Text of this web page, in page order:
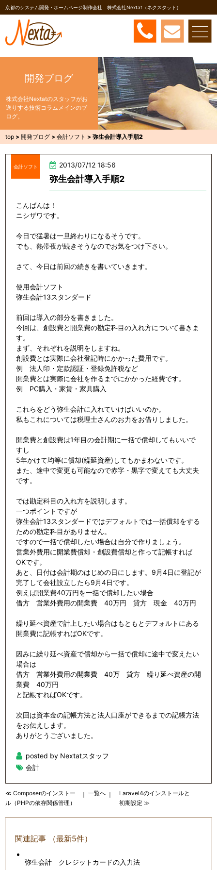
京都のシステム開発・ホームページ制作会社 株式会社Nextat（ネクスタット）
開発ブログ
株式会社Nextatのスタッフがお
送りする技術コラムメインのブ
ログ。
top >開発ブログ >会計ソフト >弥生会計導入手順2
会計ソフト 2013/07/12 18:56
弥生会計導入手順2
こんばんは！
ニシザワです。
今日で猛暑は一旦終わりになるそうです。
でも、熱帯夜が続きそうなのでお気をつけ下さい。
さて、今日は前回の続きを書いていきます。
使用会計ソフト
弥生会計13スタンダード
前回は導入の部分を書きました。
今回は、創設費と開業費の勘定科目の入れ方について書きま
す。
まず、それぞれを説明をしますね。
創設費とは実際に会社登記時にかかった費用です。
例 法人印・定款認証・登録免許税など
開業費とは実際に会社を作るまでにかかった経費です。
例 PC購入・家賃・家具購入
これらをどう弥生会計に入れていけばいいのか。
私もこれについては税理士さんのお力をお借りしました。
開業費と創設費は1年目の会計期に一括で償却してもいいで
すし
5年かけて均等に償却(繰延資産)してもかまわないです。
また、途中で変更も可能なので赤字・黒字で変えても大丈夫
です。
では勘定科目の入れ方を説明します。
一つポイントですが
弥生会計13スタンダードではデフォルトでは一括償却をする
ための勘定科目がありません。
ですので一括で償却したい場合は自分で作りましょう。
営業外費用に開業費償却・創設費償却と作って記帳すれば
OKです。
あと、日付は会計期のはじめの日にします。9月4日に登記が
完了して会社設立したら9月4日です。
例えば開業費40万円を一括で償却したい場合
借方 営業外費用の開業費 40万円 貸方 現金 40万円
繰り延べ資産で計上したい場合はもともとデフォルトにある
開業費に記帳すればOKです。
因みに繰り延べ資産で償却から一括で償却に途中で変えたい
場合は
借方 営業外費用の開業費 40万 貸方 繰り延べ資産の開
業費 40万円
と記帳すればOKです。
次回は資本金の記帳方法と法人口座ができるまでの記帳方法
をお伝えします。
ありがとうございました。
posted by Nextatスタッフ
会計
≪ Composerのインストー
ル（PHPの依存関係管理）
｜一覧へ ｜
Laravel4のインストールと
初期設定 ≫
関連記事 （最新5件）
弥生会計 クレジットカードの入力法